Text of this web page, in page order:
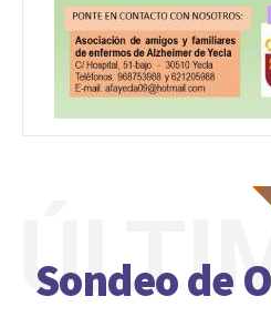
Sondeo de